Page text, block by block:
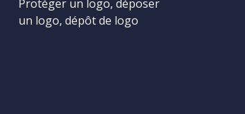
Protéger un logo, déposer
un logo, dépôt de logo